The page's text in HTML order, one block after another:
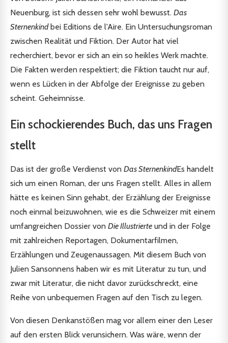
Neuenburg, ist sich dessen sehr wohl bewusst. Das
Sternenkindbei Editions de l'Aire. Ein Untersuchungsroman
zwischen Realität und Fiktion. Der Autor hat viel
recherchiert, bevor er sich an ein so heikles Werk machte.
Die Fakten werden respektiert; die Fiktion taucht nur auf,
wenn es Lücken in der Abfolge der Ereignisse zu geben
scheint. Geheimnisse.
Ein schockierendes Buch, das uns Fragen
stellt
Das ist der große Verdienst von Das SternenkindEs handelt
sich um einen Roman, der uns Fragen stellt. Alles in allem
hätte es keinen Sinn gehabt, der Erzählung der Ereignisse
noch einmal beizuwohnen, wie es die Schweizer mit einem
umfangreichen Dossier von Die Illustrierte und in der Folge
mit zahlreichen Reportagen, Dokumentarfilmen,
Erzählungen und Zeugenaussagen. Mit diesem Buch von
Julien Sansonnens haben wir es mit Literatur zu tun, und
zwar mit Literatur, die nicht davor zurückschreckt, eine
Reihe von unbequemen Fragen auf den Tisch zu legen.
Von diesen Denkanstößen mag vor allem einer den Leser
auf den ersten Blick verunsichern. Was wäre, wenn der